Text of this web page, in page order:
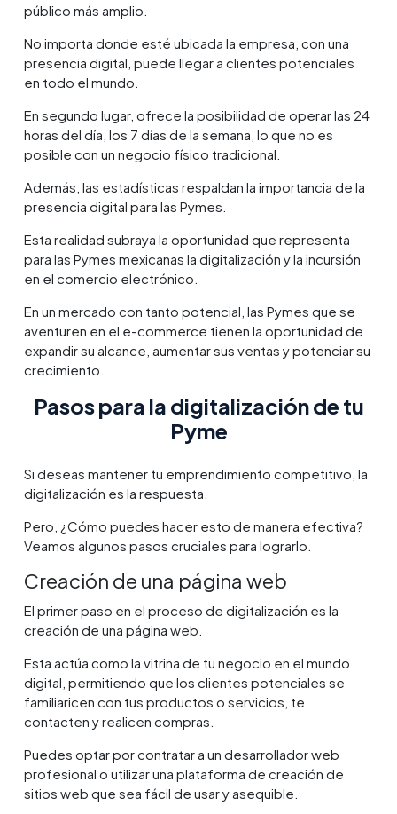
público más amplio.
No importa donde esté ubicada la empresa, con una
presencia digital, puede llegar a clientes potenciales
en todo el mundo.
En segundo lugar, ofrece la posibilidad de operar las 24
horas del día, los 7 días de la semana, lo que no es
posible con un negocio físico tradicional.
Además, las estadísticas respaldan la importancia de la
presencia digital para las Pymes.
Esta realidad subraya la oportunidad que representa
para las Pymes mexicanas la digitalización y la incursión
en el comercio electrónico.
En un mercado con tanto potencial, las Pymes que se
aventuren en el e-commerce tienen la oportunidad de
expandir su alcance, aumentar sus ventas y potenciar su
crecimiento.
Pasos para la digitalización de tu
Pyme
Si deseas mantener tu emprendimiento competitivo, la
digitalización es la respuesta.
Pero, ¿Cómo puedes hacer esto de manera efectiva?
Veamos algunos pasos cruciales para lograrlo.
Creación de una página web
El primer paso en el proceso de digitalización es la
creación de una página web.
Esta actúa como la vitrina de tu negocio en el mundo
digital, permitiendo que los clientes potenciales se
familiaricen con tus productos o servicios, te
contacten y realicen compras.
Puedes optar por contratar a un desarrollador web
profesional o utilizar una plataforma de creación de
sitios web que sea fácil de usar y asequible.